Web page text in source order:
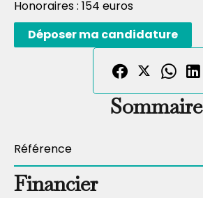
Honoraires : 154 euros
Déposer ma candidature
Sommaire
Référence
Financier